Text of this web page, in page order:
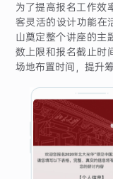
为了提高报名工作效
客灵活的设计功能在
山奠定整个讲座的主
数上限和报名截止时
场地布置时间，提升